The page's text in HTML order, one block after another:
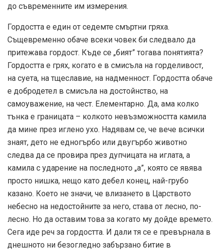
до съвременните им измерения.
Гордостта е един от седемте смъртни гряха.
Същевременно обаче всеки човек би следвало да
притежава гордост. Къде се „бият” тогава понятията?
Гордостта е грях, когато е в смисъла на горделивост,
на суета, на тщеславие, на надменност. Гордостта обаче
е добродетел в смисъла на достойнство, на
самоуважение, на чест. Елементарно. Да, ама колко
тънка е границата – колкото невъзможността камила
да мине през иглено ухо. Надявам се, че вече всички
знаят, дето не едногърбо или двугърбо животно
следва да се провира през дупчицата на иглата, а
камила с ударение на последното „а”, която се явява
просто нишка, нещо като дебел конец, най-грубо
казано. Което не значи, че влизането в Царството
небесно на недостойните за него, става от лесно, по-
лесно. Но да оставим това за когато му дойде времето.
Сега иде реч за гордостта. И дали тя се е превърнала в
днешното ни безогледно забързано битие в